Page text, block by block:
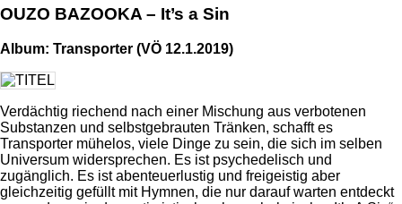
OUZO BAZOOKA – It’s a Sin
Album: Transporter (VÖ 12.1.2019)
Verdächtig riechend nach einer Mischung aus verbotenen
Substanzen und selbstgebrauten Tränken, schafft es
Transporter mühelos, viele Dinge zu sein, die sich im selben
Universum widersprechen. Es ist psychedelisch und
zugänglich. Es ist abenteuerlustig und freigeistig aber
gleichzeitig gefüllt mit Hymnen, die nur darauf warten entdeckt